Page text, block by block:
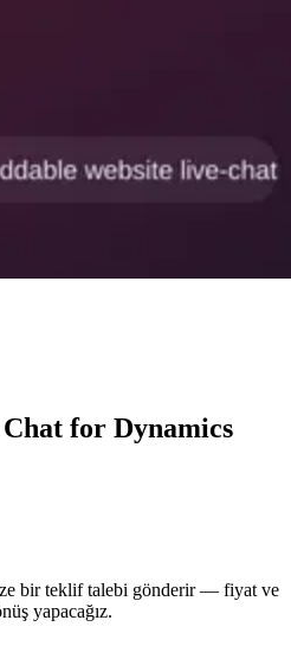
for Dynamics
bir teklif talebi gönderir — fiyat ve
yapacağız.